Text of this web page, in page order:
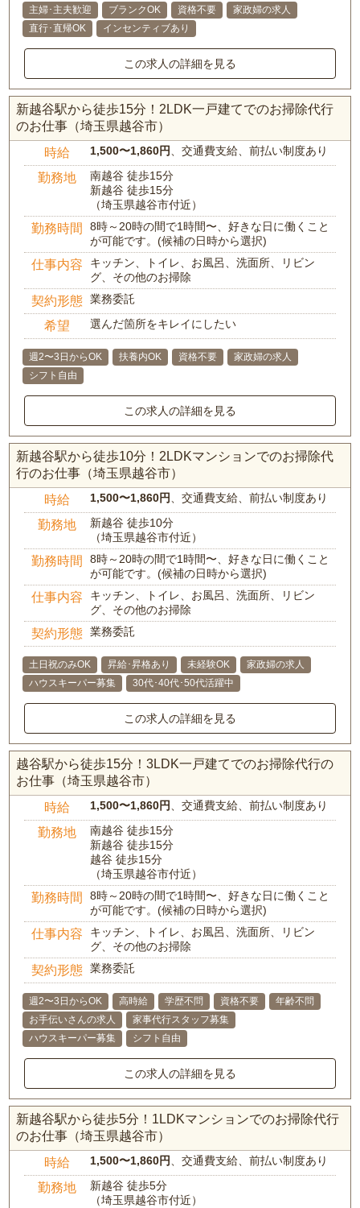
主婦･主夫歓迎 ブランクOK 資格不要
家政婦の求人
直行･直帰OK
インセンティブあり
この求人の詳細を見る
新越谷駅から徒歩15分！2LDK一戸建てでのお掃除代行
のお仕事（埼玉県越谷市）
時給 1,500〜1,860円、交通費支給、前払い制度あり
勤務地
南越谷 徒歩15分
新越谷 徒歩15分
（埼玉県越谷市付近）
勤務時間
8時～20時の間で1時間〜、好きな日に働くこと
が可能です。(候補の日時から選択)
仕事内容
キッチン、トイレ、お風呂、洗面所、リビン
グ、その他のお掃除
契約形態 業務委託
希望 選んだ箇所をキレイにしたい
週2〜3日からOK 扶養内OK 資格不要
家政婦の求人
シフト自由
この求人の詳細を見る
新越谷駅から徒歩10分！2LDKマンションでのお掃除代
行のお仕事（埼玉県越谷市）
時給 1,500〜1,860円、交通費支給、前払い制度あり
勤務地
新越谷 徒歩10分
（埼玉県越谷市付近）
勤務時間
8時～20時の間で1時間〜、好きな日に働くこと
が可能です。(候補の日時から選択)
仕事内容
キッチン、トイレ、お風呂、洗面所、リビン
グ、その他のお掃除
契約形態 業務委託
土日祝のみOK 昇給･昇格あり 未経験OK
家政婦の求人
ハウスキーパー募集
30代･40代･50代活躍中
この求人の詳細を見る
越谷駅から徒歩15分！3LDK一戸建てでのお掃除代行の
お仕事（埼玉県越谷市）
時給 1,500〜1,860円、交通費支給、前払い制度あり
勤務地
南越谷 徒歩15分
新越谷 徒歩15分
越谷 徒歩15分
（埼玉県越谷市付近）
勤務時間
8時～20時の間で1時間〜、好きな日に働くこと
が可能です。(候補の日時から選択)
仕事内容
キッチン、トイレ、お風呂、洗面所、リビン
グ、その他のお掃除
契約形態 業務委託
週2〜3日からOK 高時給 学歴不問 資格不要
年齢不問
お手伝いさんの求人
家事代行スタッフ募集
ハウスキーパー募集
シフト自由
この求人の詳細を見る
新越谷駅から徒歩5分！1LDKマンションでのお掃除代行
のお仕事（埼玉県越谷市）
時給 1,500〜1,860円、交通費支給、前払い制度あり
勤務地
新越谷 徒歩5分
（埼玉県越谷市付近）